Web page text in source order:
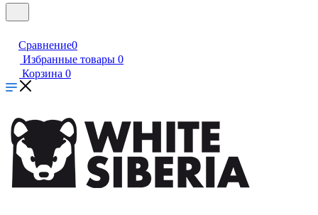
Сравнение0
Избранные товары 0
Корзина 0